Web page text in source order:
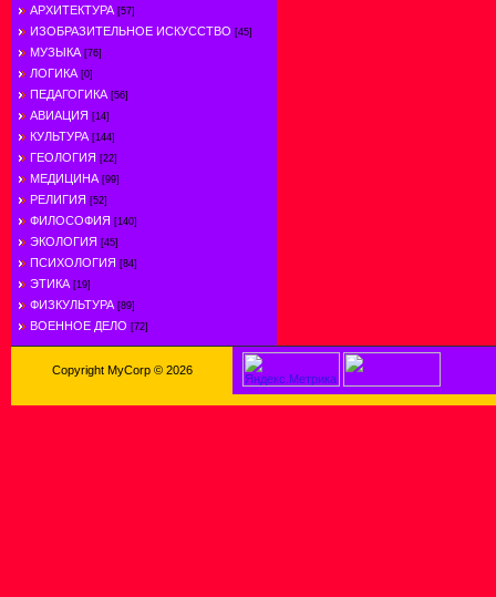
АРХИТЕКТУРА [57]
ИЗОБРАЗИТЕЛЬНОЕ ИСКУССТВО [45]
МУЗЫКА [76]
ЛОГИКА [0]
ПЕДАГОГИКА [56]
АВИАЦИЯ [14]
КУЛЬТУРА [144]
ГЕОЛОГИЯ [22]
МЕДИЦИНА [99]
РЕЛИГИЯ [52]
ФИЛОСОФИЯ [140]
ЭКОЛОГИЯ [45]
ПСИХОЛОГИЯ [84]
ЭТИКА [19]
ФИЗКУЛЬТУРА [89]
ВОЕННОЕ ДЕЛО [72]
Copyright MyCorp © 2026